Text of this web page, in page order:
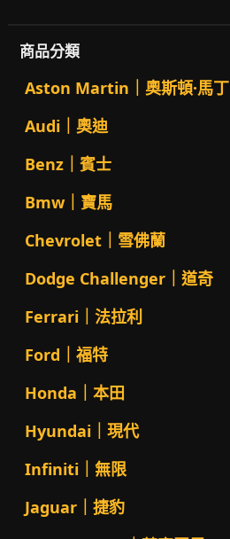
商品分類
Aston Martin｜奧斯頓·馬丁
Audi｜奧迪
Benz｜賓士
Bmw｜寶馬
Chevrolet｜雪佛蘭
Dodge Challenger｜道奇
Ferrari｜法拉利
Ford｜福特
Honda｜本田
Hyundai｜現代
Infiniti｜無限
Jaguar｜捷豹